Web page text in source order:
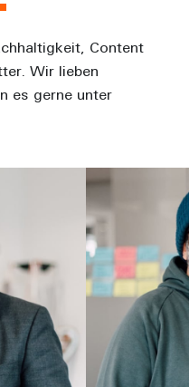
Content
Wir lieben
es gerne unter